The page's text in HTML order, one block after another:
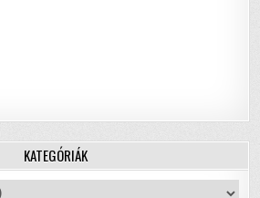
KATEGÓRIÁK